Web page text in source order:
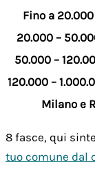
Fino a
20.000 –
50.000 –
120.000 –
Milano e
8 fasce, qui
tuo comune dal